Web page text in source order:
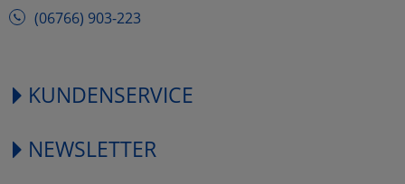
(06766) 903-223
KUNDENSERVICE
NEWSLETTER